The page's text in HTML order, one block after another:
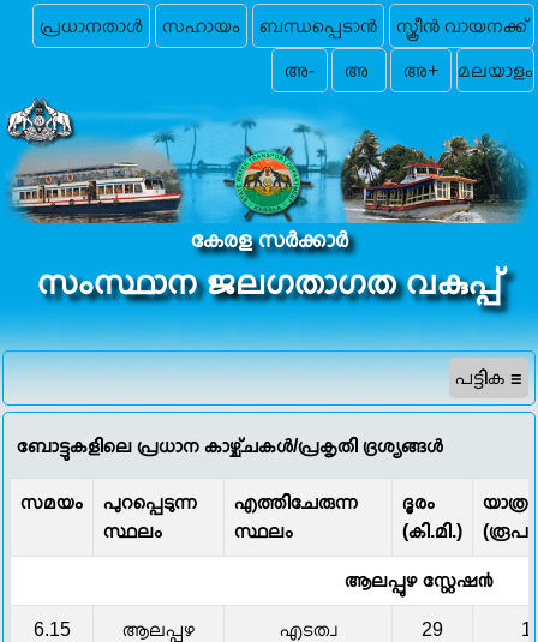
പ്രധാനതാൾ സഹായം ബന്ധപ്പെടാന്‍ സ്ക്രീൻ വായനക്ക്
അ- അ അ+
കേരള സർക്കാർ
സംസ്ഥാന ജലഗതാഗത വകുപ്പ്
ബോട്ടുകളിലെ പ്രധാന കാഴ്ച്ചകൾ/പ്രകൃതി ദ്രശ്യങ്ങൾ
സമയം
പുറപ്പെടുന്ന
സ്ഥലം
എത്തിചേരുന്ന
സ്ഥലം
ദൂരം
(കി.മി.)
(രൂപ)
ആലപ്പുഴ സ്റ്റേഷ൯
6.15 ആലപ്പുഴ എടത്വ 29